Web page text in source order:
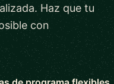
Haz que tu
con